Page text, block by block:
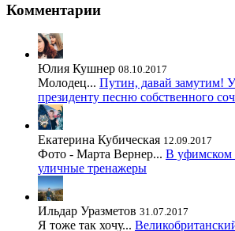
Комментарии
Юлия Кушнер 08.10.2017
Молодец... Путин, давай замутим!
президенту песню собственного
Екатерина Кубическая 12.09.2017
Фото - Марта Вернер... В уфимском
уличные тренажеры
Ильдар Уразметов 31.07.2017
Я тоже так хочу...